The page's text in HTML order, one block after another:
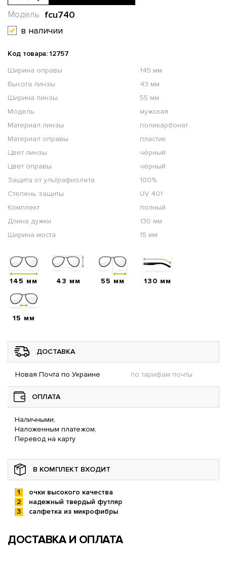
fcu740
Модель
в наличии
Код товара: 12757
Ширина оправы
145 мм
Высота линзы
43 мм
Ширина линзы
55 мм
Модель
мужская
Материал линзы
поликарбонат
Материал оправы
пластик
Цвет линзы
чёрный
Цвет оправы
чёрный
Защита от ультрафиолета
100%
Степень защиты
UV 401
Комплект
полный
Длина дужки
130 мм
Ширина моста
15 мм
145 мм 43 мм 55 мм 130 мм
15 мм
ДОСТАВКА
Новая Почта по Украине по тарифам почты
ОПЛАТА
Наличными,
Наложенным платежом,
Перевод на карту
В КОМПЛЕКТ ВХОДИТ
очки высокого качества
надежный твердый футляр
салфетка из микрофибры
ДОСТАВКА И ОПЛАТА